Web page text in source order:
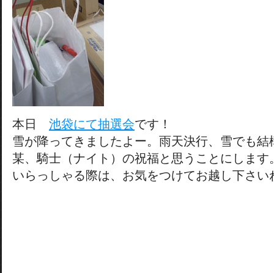
本日 池袋にて抽選会です！
雪が降ってきましたよー。雨天決行、雪でも結
某、騎士（ナイト）の祝福と思うことにします
いらっしゃる際は、お気をつけてお越し下さい